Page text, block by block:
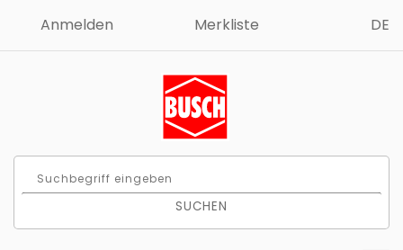
Anmelden Merkliste DE
SUCHEN